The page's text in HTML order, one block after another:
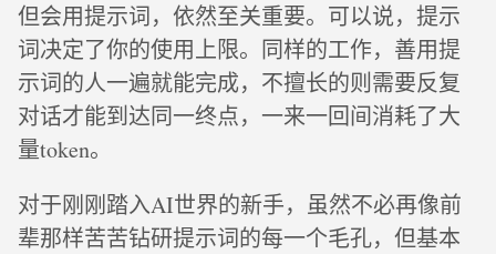
但会用提示词，依然至关重要。可以说，提示
词决定了你的使用上限。同样的工作，善用提
示词的人一遍就能完成，不擅长的则需要反复
对话才能到达同一终点，一来一回间消耗了大
量token。
对于刚刚踏入AI世界的新手，虽然不必再像前
辈那样苦苦钻研提示词的每一个毛孔，但基本